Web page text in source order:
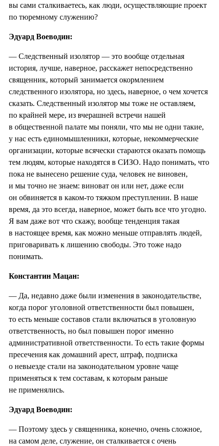
вы сами сталкиваетесь, как люди, осуществляющие проект
по тюремному служению?
Эдуард Воеводин:
— Следственный изолятор — это вообще отдельная
история, лучше, наверное, расскажет непосредственно
священник, который занимается окормлением
следственного изолятора, но здесь, наверное, о чем хочется
сказать. Следственный изолятор мы тоже не оставляем,
по крайней мере, из вчерашней встречи нашей
в общественной палате мы поняли, что мы не одни такие,
у нас есть единомышленники, которые, некоммерческие
организации, которые всячески стараются оказать помощь
тем людям, которые находятся в СИЗО. Надо понимать, что
пока не вынесено решение суда, человек не виновен,
и мы точно не знаем: виноват он или нет, даже если
он обвиняется в каком-то тяжком преступлении. В наше
время, да это всегда, наверное, может быть все что угодно.
Я вам даже вот что скажу, вообще тенденция такая
в настоящее время, как можно меньше отправлять людей,
приговаривать к лишению свободы. Это тоже надо
понимать.
Константин Мацан:
— Да, недавно даже были изменения в законодательстве,
когда порог уголовной ответственности был повышен,
то есть меньше составов стали включаться в уголовную
ответственность, но был повышен порог именно
административной ответственности. То есть такие формы
пресечения как домашний арест, штраф, подписка
о невыезде стали на законодательном уровне чаще
применяться к тем составам, к которым раньше
не применялись.
Эдуард Воеводин:
— Поэтому здесь у священника, конечно, очень сложное,
на самом деле, служение, он сталкивается с очень